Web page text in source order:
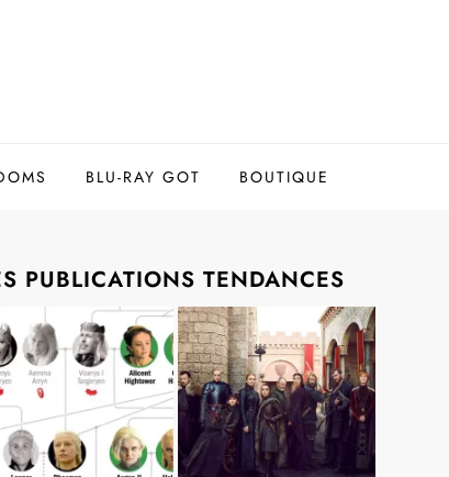
BLU-RAY GOT BOUTIQUE
PUBLICATIONS TENDANCES